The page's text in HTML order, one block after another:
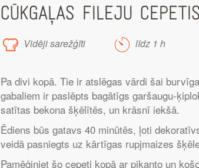
CŪKGAĻAS FILEJU
Vidēji sarežģīti līdz 1 h
Pa divi kopā. Tie ir atslēgas vārdi šai
gabaliem ir paslēpts bagātīgs garšaugu-
satītas bekona šķēlītēs, un krāsnī iekšā.
Ēdiens būs gatavs 40 minūtēs, ļoti
veidā pasniegts uz kārtīgas rupjmaizes
Pamēģiniet šo cepeti kopā ar pikanto un